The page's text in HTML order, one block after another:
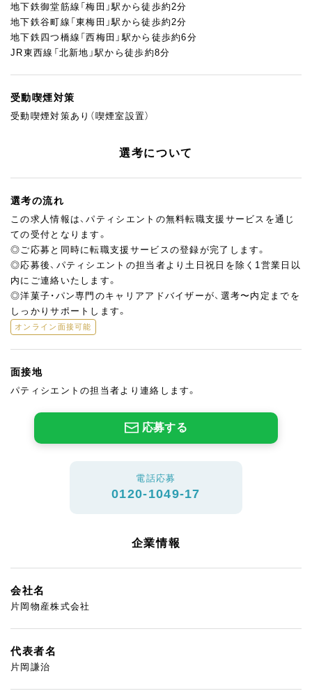
地下鉄御堂筋線「梅田」駅から徒歩約2分
地下鉄谷町線「東梅田」駅から徒歩約2分
地下鉄四つ橋線「西梅田」駅から徒歩約6分
JR東西線「北新地」駅から徒歩約8分
受動喫煙対策
受動喫煙対策あり（喫煙室設置）
選考について
選考の流れ
この求人情報は、パティシエントの無料転職支援サービスを通じ
ての受付となります。
◎ご応募と同時に転職支援サービスの登録が完了します。
◎応募後、パティシエントの担当者より土日祝日を除く1営業日以
内にご連絡いたします。
◎洋菓子・パン専門のキャリアアドバイザーが、選考〜内定までを
しっかりサポートします。
オンライン面接可能
面接地
パティシエントの担当者より連絡します。
応募する
電話応募
0120-1049-17
企業情報
会社名
片岡物産株式会社
代表者名
片岡謙治